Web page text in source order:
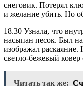
снеговик. Потерял
и желание убить. Но
18.30 Узнала, что
насыпан песок. Был
изображал
светло-бежевый
Читать так же: